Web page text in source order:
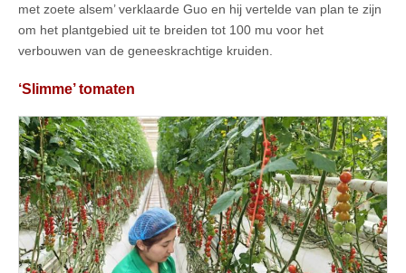
met zoete alsem’ verklaarde Guo en hij vertelde van plan te zijn
om het plantgebied uit te breiden tot 100 mu voor het
verbouwen van de geneeskrachtige kruiden.
‘Slimme’ tomaten